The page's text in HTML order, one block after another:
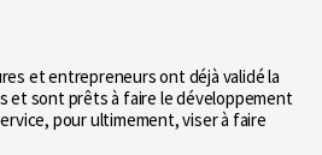
et entrepreneurs ont déjà validé la
et sont prêts à faire le développement
pour ultimement, viser à faire